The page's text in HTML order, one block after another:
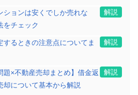
ションは安くでしか売れな
をチェック
解説
するときの注意点についてま
解説
題×不動産売却まとめ】借金返
却について基本から解説
解説